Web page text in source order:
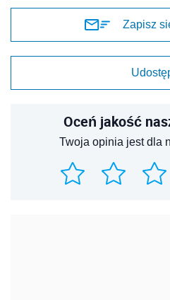
Zapisz
Oceń jakość
Twoja opinia jest dla